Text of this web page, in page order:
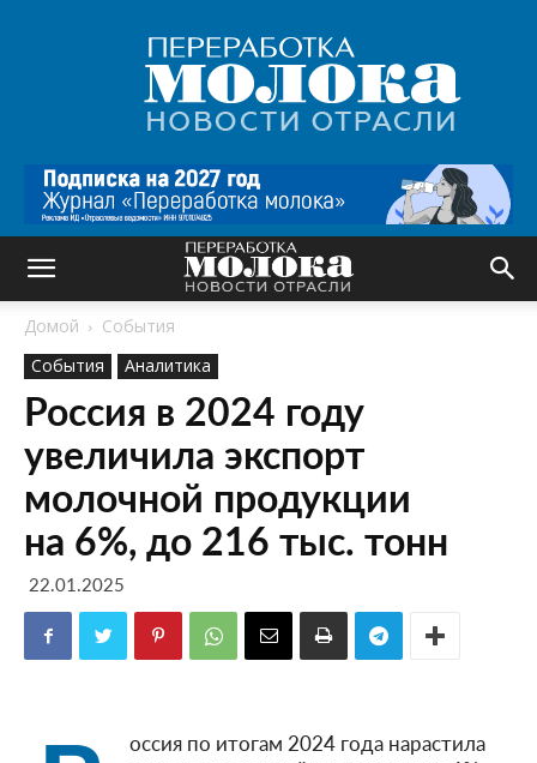
Переработка
молока
|
Новости
Домой
События
События
Аналитика
Россия в 2024 году
увеличила экспорт
молочной продукции
на 6%, до 216 тыс. тонн
22.01.2025
оссия по итогам 2024 года нарастила